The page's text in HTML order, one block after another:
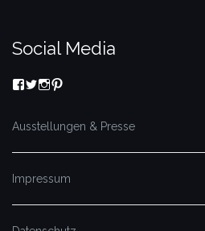
Social Media
Profil
auf
Facebook
Profil
auf
Twitter
Profil
auf
Instagram
auf
Pinterest
Ausstellungen & Presse
Impressum